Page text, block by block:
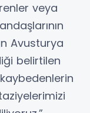
veya
Avusturya
belirtilen
kaybedenlerin